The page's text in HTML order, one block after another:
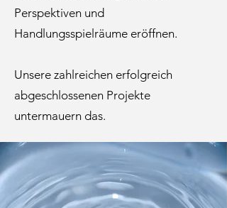
Perspektiven und
Handlungsspielräume eröffnen.
Unsere zahlreichen erfolgreich
abgeschlossenen Projekte
untermauern das.